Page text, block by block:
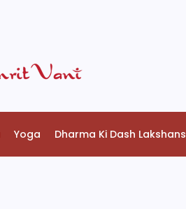
Yoga Dharma Ki Dash Lakshans